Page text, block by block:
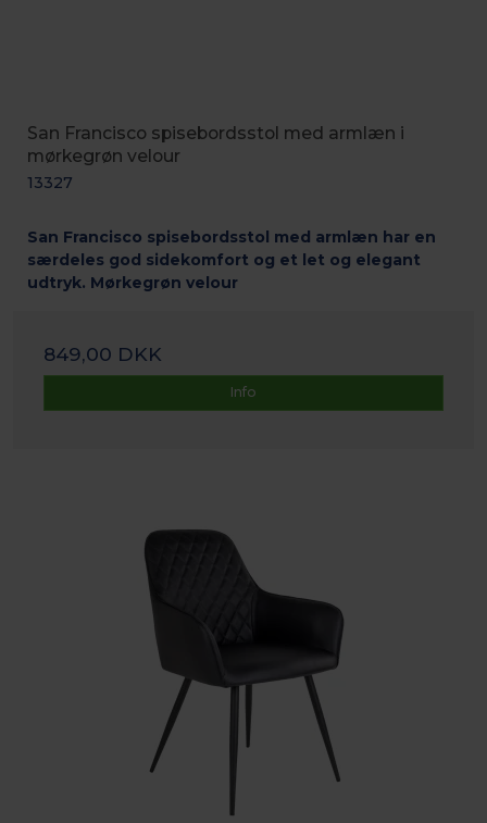
San Francisco spisebordsstol med armlæn i
mørkegrøn velour
13327
San Francisco spisebordsstol med armlæn har en
særdeles god sidekomfort og et let og elegant
udtryk. Mørkegrøn velour
849,00 DKK
Info